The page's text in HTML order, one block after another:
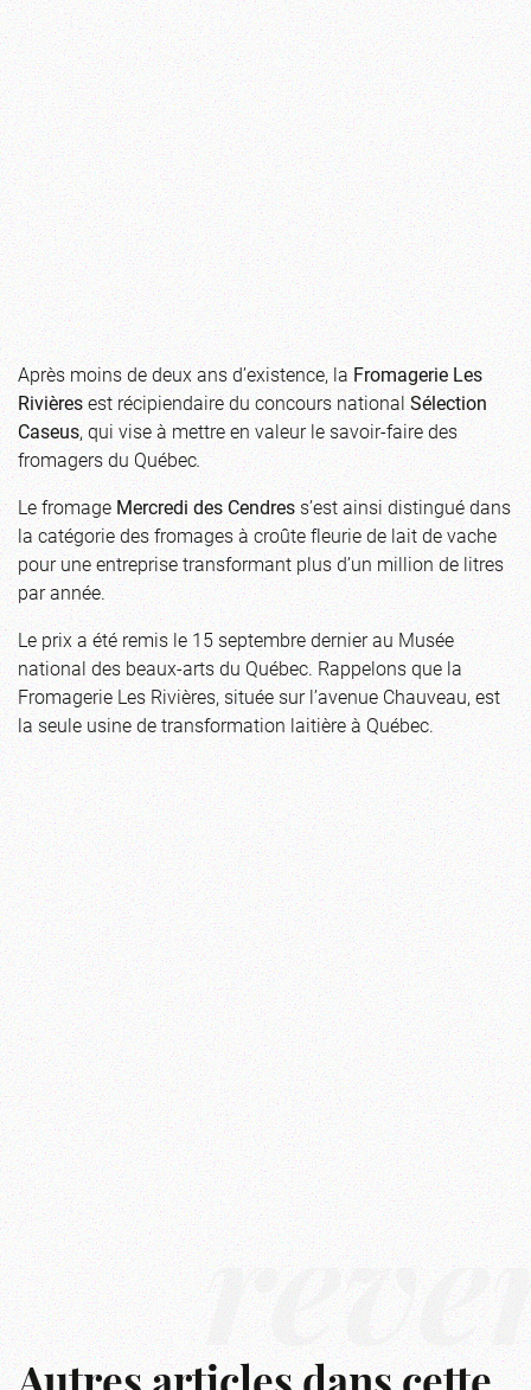
Après moins de deux ans d’existence, laFromagerie Les
Rivièresest récipiendaire du concours nationalSélection
Caseus, qui vise à mettre en valeur le savoir-faire des
fromagers du Québec.
Le fromageMercredi des Cendress’est ainsi distingué dans
la catégorie des fromages à croûte fleurie de lait de vache
pour une entreprise transformant plus d’un million de litres
par année.
Le prix a été remis le 15 septembre dernier au Musée
national des beaux-arts du Québec. Rappelons que la
Fromagerie Les Rivières, située sur l’avenue Chauveau, est
la seule usine de transformation laitière à Québec.